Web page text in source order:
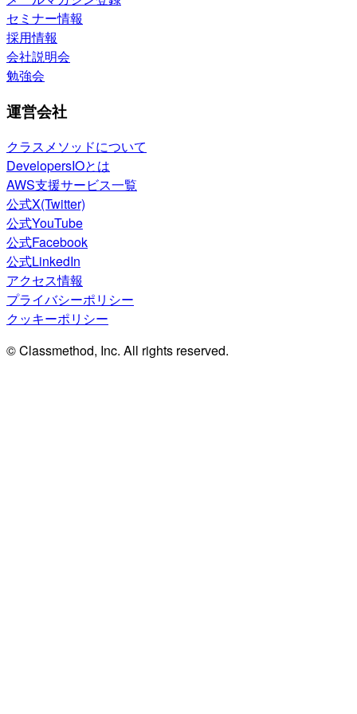
セミナー情報
採用情報
会社説明会
勉強会
運営会社
クラスメソッドについて
DevelopersIOとは
AWS支援サービス一覧
公式X(Twitter)
公式YouTube
公式Facebook
公式LinkedIn
アクセス情報
プライバシーポリシー
クッキーポリシー
© Classmethod, Inc. All rights reserved.